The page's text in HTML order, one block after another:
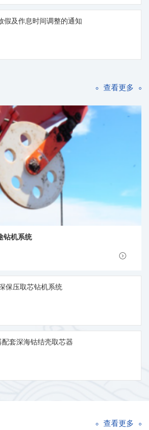
假及作息时间调整的通知
查看更多
钻机系统
保压取芯钻机系统
配套深海钴结壳取芯器
查看更多